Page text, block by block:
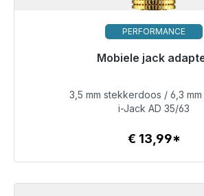
PERFORMANCE
Mobiele jack
Klaar voor onmiddellijke
€ 13,99
Details
3,5 mm stekkerdoos / 6,3
i-Jack AD 35/63
€ 13,99*